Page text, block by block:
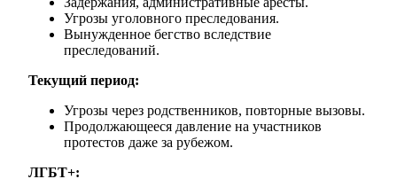
Угрозы уголовного преследования.
Вынужденное бегство вследствие
преследований.
Текущий период:
Угрозы через родственников, повторные вызовы.
Продолжающееся давление на участников
протестов даже за рубежом.
ЛГБТ+: